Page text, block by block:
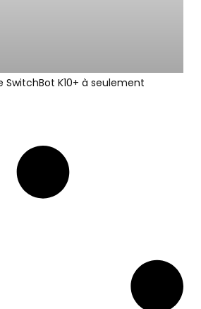
SwitchBot K10+ à seulement